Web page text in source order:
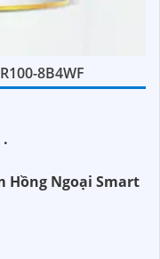
8B4WF
Hồng Ngoại Smart